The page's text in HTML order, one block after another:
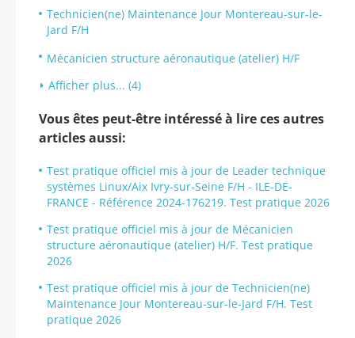
Technicien(ne) Maintenance Jour Montereau-sur-le-
Jard F/H
Mécanicien structure aéronautique (atelier) H/F
Afficher plus... (4)
Vous êtes peut-être intéressé à lire ces autres
articles aussi:
Test pratique officiel mis à jour de Leader technique
systèmes Linux/Aix Ivry-sur-Seine F/H - ILE-DE-
FRANCE - Référence 2024-176219. Test pratique 2026
Test pratique officiel mis à jour de Mécanicien
structure aéronautique (atelier) H/F. Test pratique
2026
Test pratique officiel mis à jour de Technicien(ne)
Maintenance Jour Montereau-sur-le-Jard F/H. Test
pratique 2026